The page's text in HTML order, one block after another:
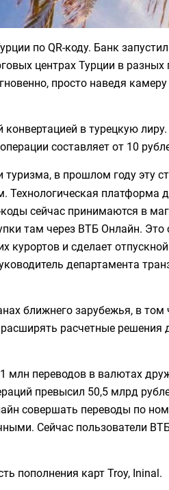
по QR-коду. Банк
центрах Турции в разных
просто наведя
в турецкую
составляет от 10
в прошлом году эту
платформа
сейчас принимаются в
там через ВТБ Онлайн. Это
курортов и сделает
департамента
ближнего зарубежья, в
расчетные решения
переводов в валютах
превысил 50,5 млрд
совершать переводы по
Сейчас пользователи
пополнения карт Troy, Ininal.